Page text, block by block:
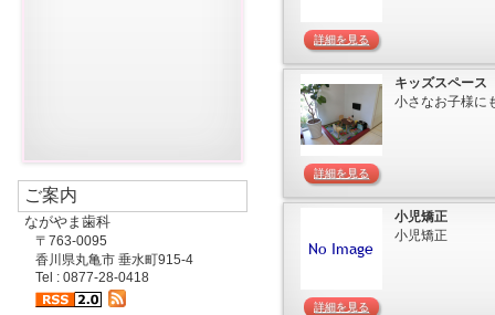
詳細を見る
詳細を見る
キッズスペース
小さなお子様に
詳細を見る
小児矯正
小児矯正
ご案内
ながやま歯科
〒763-0095
香川県丸亀市 垂水町915-4
Tel : 0877-28-0418